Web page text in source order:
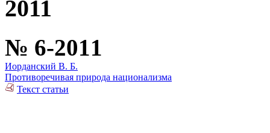
2011
№ 6-2011
Иорданский В. Б.
Противоречивая природа национализма
Текст статьи